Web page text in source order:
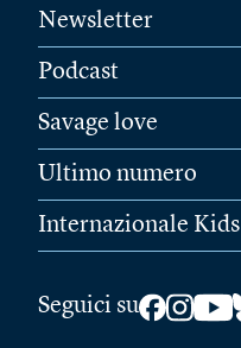
Newsletter
Podcast
Savage love
Ultimo numero
Internazionale Kids
Seguici su